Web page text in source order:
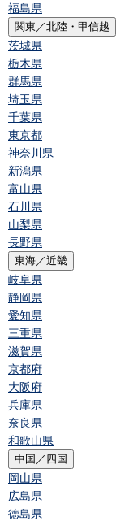
福島県
関東／北陸・甲信越
茨城県
栃木県
群馬県
埼玉県
千葉県
東京都
神奈川県
新潟県
富山県
石川県
山梨県
長野県
東海／近畿
岐阜県
静岡県
愛知県
三重県
滋賀県
京都府
大阪府
兵庫県
奈良県
和歌山県
中国／四国
岡山県
広島県
徳島県